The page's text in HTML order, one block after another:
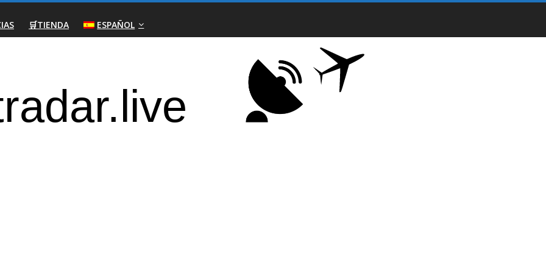
🛒TIENDA ESPAÑOL